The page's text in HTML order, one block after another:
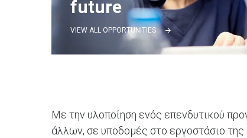
future
VIEW ALL OPPORTUNITIES
Με την υλοποίηση ενός επενδυτικού
άλλων, σε υποδομές στο εργοστάσιο